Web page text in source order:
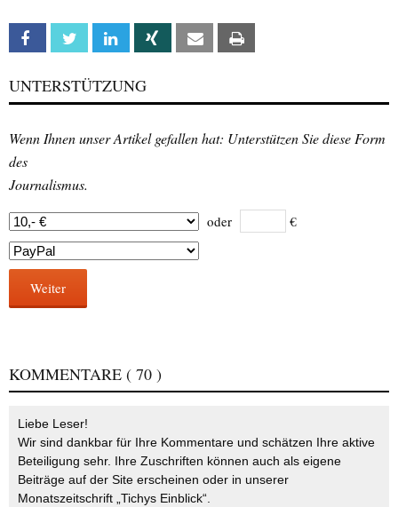
Facebook Twitter Linkedin Xing Email
UNTERSTÜTZUNG
Wenn Ihnen unser Artikel gefallen hat: Unterstützen Sie diese Form
des
Journalismus.
oder €
Weiter
KOMMENTARE ( 70 )
Liebe Leser!
Wir sind dankbar für Ihre Kommentare und schätzen Ihre aktive
Beteiligung sehr. Ihre Zuschriften können auch als eigene
Beiträge auf der Site erscheinen oder in unserer
Monatszeitschrift „Tichys Einblick“.